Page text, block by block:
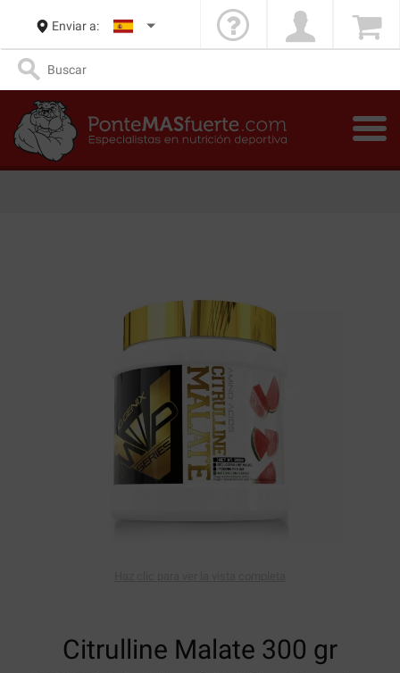
Enviar a:
Citrulline Malate 300 gr